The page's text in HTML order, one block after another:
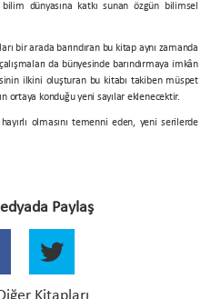
dünyasına katkı sunan özgün bilimsel
bir arada barındıran bu kitap aynı zamanda
da bünyesinde barındırmaya imkân
ilkini oluşturan bu kitabı takiben müspet
ortaya konduğu yeni sayılar eklenecektir.
olmasını temenni eden, yeni serilerde
Paylaş